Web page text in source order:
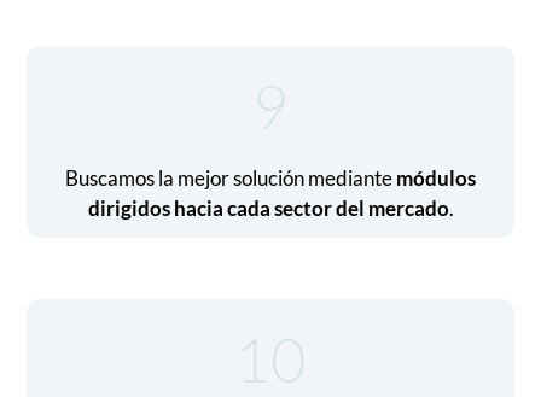
9
Buscamos la mejor solución mediantemódulos
dirigidos hacia cada sector del mercado.
10